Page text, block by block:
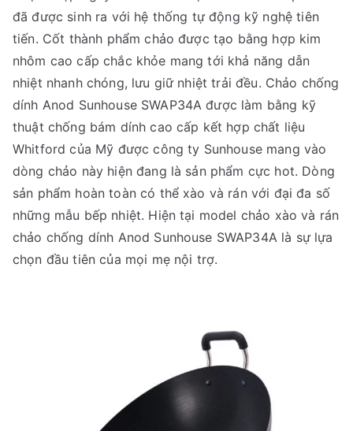
đã được sinh ra với hệ thống tự động kỹ nghệ tiên
tiến. Cốt thành phẩm chảo được tạo bằng hợp kim
nhôm cao cấp chắc khỏe mang tới khả năng dẫn
nhiệt nhanh chóng, lưu giữ nhiệt trải đều. Chảo chống
dính Anod Sunhouse SWAP34A được làm bằng kỹ
thuật chống bám dính cao cấp kết hợp chất liệu
Whitford của Mỹ được công ty Sunhouse mang vào
dòng chảo này hiện đang là sản phẩm cực hot. Dòng
sản phẩm hoàn toàn có thể xào và rán với đại đa số
những mẫu bếp nhiệt. Hiện tại model chảo xào và rán
chảo chống dính Anod Sunhouse SWAP34A là sự lựa
chọn đầu tiên của mọi mẹ nội trợ.